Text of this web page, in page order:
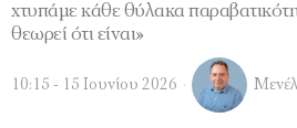
χτυπάμε κάθε θύλακα
θεωρεί ότι είναι»
10:15 - 15 Ιουνίου 2026